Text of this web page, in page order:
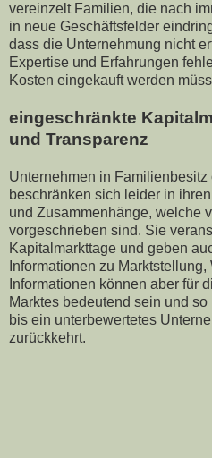
vereinzelt Familien, die nach
in neue Geschäftsfelder
dass die Unternehmung nicht
Expertise und Erfahrungen
Kosten eingekauft werden
eingeschränkte
und Transparenz
Unternehmen in
beschränken sich leider in
und Zusammenhänge, welche
vorgeschrieben sind. Sie
Kapitalmarkttage und geben
Informationen zu
Informationen können aber für
Marktes bedeutend sein und
bis ein unterbewertetes
zurückkehrt.